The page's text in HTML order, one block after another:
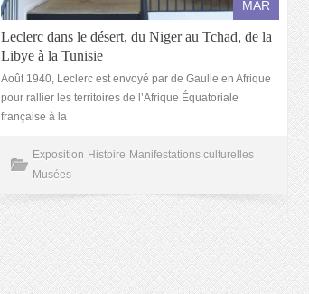
MAR
Leclerc dans le désert, du Niger au Tchad, de la
Libye à la Tunisie
Août 1940, Leclerc est envoyé par de Gaulle en Afrique
pour rallier les territoires de l’Afrique Équatoriale
française à la
Exposition Histoire Manifestations culturelles
Musées